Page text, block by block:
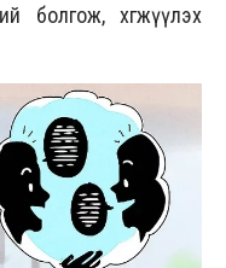
болгож, хөгжүүлэх